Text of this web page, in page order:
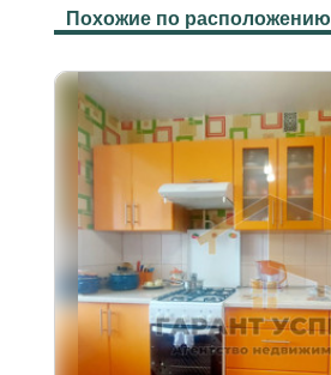
Похожие по расположению